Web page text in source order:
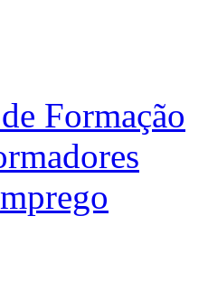
Formação